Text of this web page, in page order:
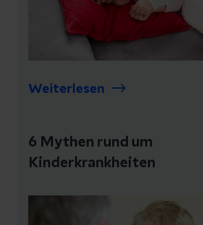
Weiterlesen
6 Mythen rund um
Kinderkrankheiten